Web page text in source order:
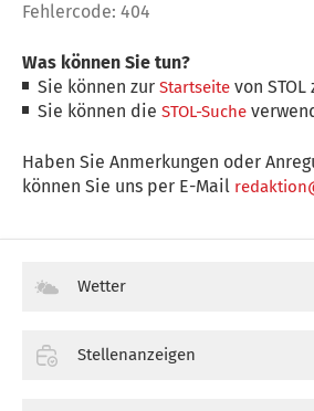
Fehlercode: 404
Was können Sie tun?
Sie können zurStartseite von
Sie können dieSTOL-Suche
Haben Sie Anmerkungen oder
können Sie uns per E-Mail
Wetter
Stellenanzeigen